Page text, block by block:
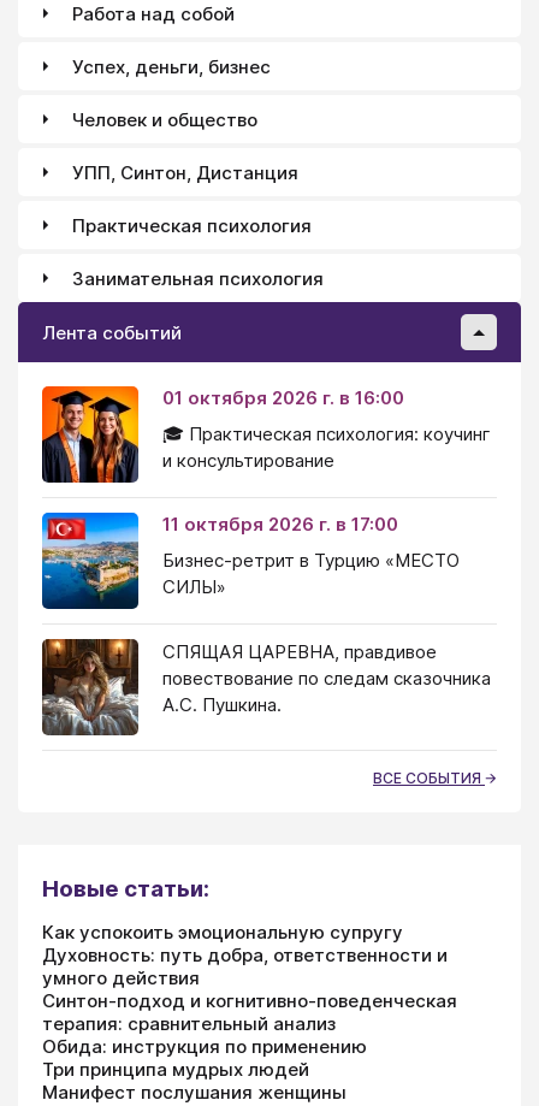
Работа над собой
Успех, деньги, бизнес
Человек и общество
УПП, Синтон, Дистанция
Практическая психология
Занимательная психология
Лента событий
01 октября 2026 г. в 16:00
🎓 Практическая психология: коучинг
и консультирование
11 октября 2026 г. в 17:00
Бизнес-ретрит в Турцию «МЕСТО
СИЛЫ»
СПЯЩАЯ ЦАРЕВНА, правдивое
повествование по следам сказочника
А.С. Пушкина.
ВСЕ СОБЫТИЯ
Новые статьи:
Как успокоить эмоциональную супругу
Духовность: путь добра, ответственности и
умного действия
Синтон-подход и когнитивно-поведенческая
терапия: сравнительный анализ
Обида: инструкция по применению
Три принципа мудрых людей
Манифест послушания женщины